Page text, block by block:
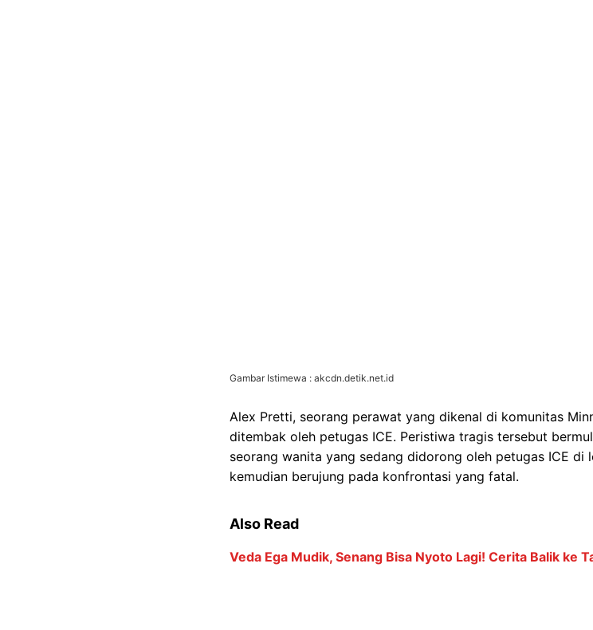
ICE terpaksa melepaskan tembakan sebagai respons atas
Namun, pernyataan ini dibantah oleh Kepala Polisi
bahwa Alex Pretti merupakan pemilik senjata api yang sah
kriminal serius, kecuali beberapa pelanggaran lalu lintas.
kuat bagi petugas ICE. Ia secara tersirat menyalahkan